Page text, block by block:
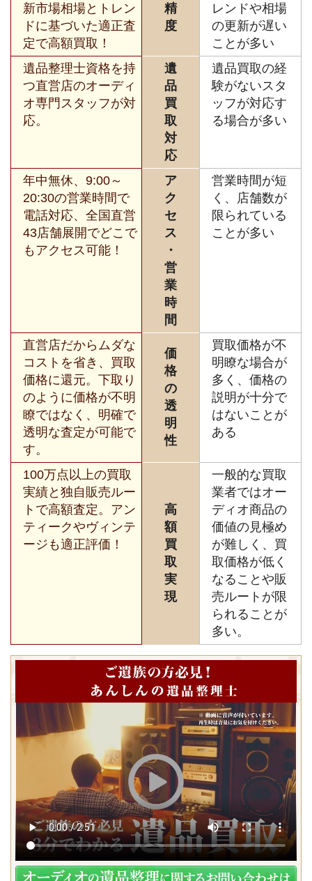
新市場相場とトレン
ドに基づいた適正査
定で高額買取！
精
度
レンドや相場
の更新が遅い
ことが多い
遺品整理士資格を持
つ直営店のオーディ
オ専門スタッフが対
応。
遺
品
買
取
対
応
遺品買取の経
験がないスタ
ッフが対応す
る場合が多い
年中無休、9:00～
20:30の営業時間で
電話対応、全国直営
43店舗展開でどこで
もアクセス可能！
ア
ク
セ
ス
・
営
業
時
間
営業時間が短
く、店舗数が
限られている
ことが多い
直営店だからムダな
コストを省き、買取
価格に還元。下取り
のように価格が不明
瞭ではなく、明確で
透明な査定が可能で
す。
価
格
の
透
明
性
買取価格が不
明瞭な場合が
多く、価格の
説明が十分で
はないことが
ある
100万点以上の買取
実績と独自販売ルー
トで高額査定。アン
ティークやヴィンテ
ージも適正評価！
高
額
買
取
実
現
一般的な買取
業者ではオー
ディオ商品の
価値の見極め
が難しく、買
取価格が低く
なることや販
売ルートが限
られることが
多い。